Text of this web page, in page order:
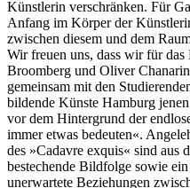
Künstlerin verschränken. Für
Anfang im Körper der
zwischen diesem und dem
Wir freuen uns, dass wir für
Broomberg und Oliver
gemeinsam mit den
bildende Künste Hamburg
vor dem Hintergrund der
immer etwas bedeuten«.
des »Cadavre exquis« sind aus
bestechende Bildfolge sowie
unerwartete Beziehungen